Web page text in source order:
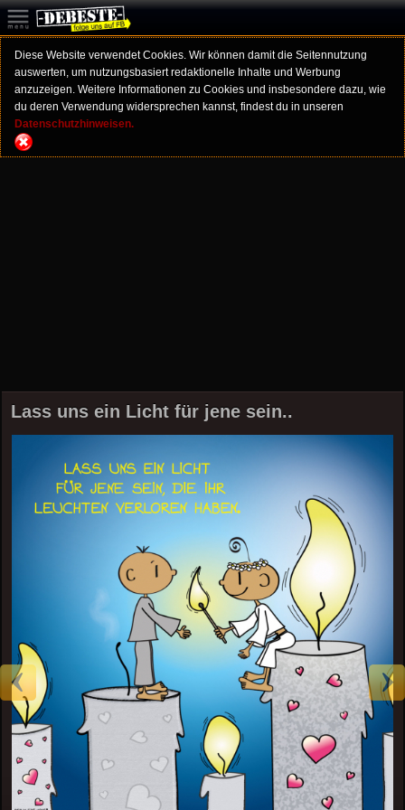
Diese Website verwendet Cookies. Wir können damit die Seitennutzung
auswerten, um nutzungsbasiert redaktionelle Inhalte und Werbung
anzuzeigen. Weitere Informationen zu Cookies und insbesondere dazu, wie
du deren Verwendung widersprechen kannst, findest du in unseren
Datenschutzhinweisen.
Lass uns ein Licht für jene sein..